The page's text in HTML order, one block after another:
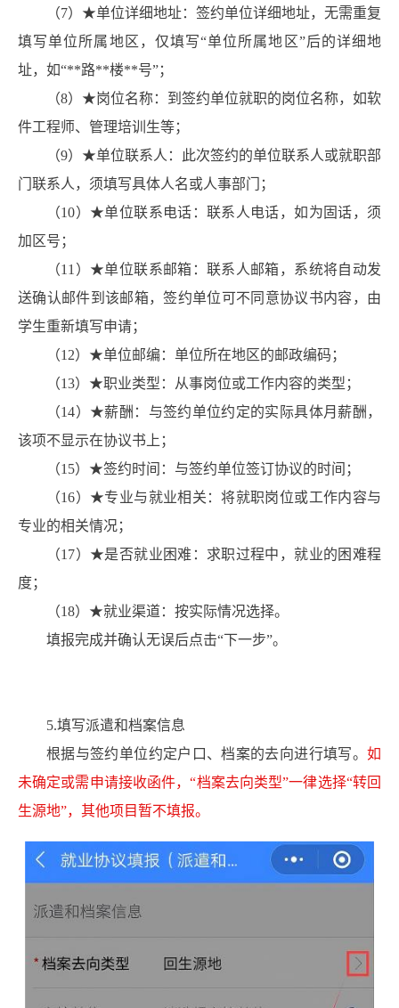
（7）★单位详细地址：签约单位详细地址，无需重复
填写单位所属地区，仅填写“单位所属地区”后的详细地
址，如“**路**楼**号”；
（8）★岗位名称：到签约单位就职的岗位名称，如软
件工程师、管理培训生等；
（9）★单位联系人：此次签约的单位联系人或就职部
门联系人，须填写具体人名或人事部门；
（10）★单位联系电话：联系人电话，如为固话，须
加区号；
（11）★单位联系邮箱：联系人邮箱，系统将自动发
送确认邮件到该邮箱，签约单位可不同意协议书内容，由
学生重新填写申请；
（12）★单位邮编：单位所在地区的邮政编码；
（13）★职业类型：从事岗位或工作内容的类型；
（14）★薪酬：与签约单位约定的实际具体月薪酬，
该项不显示在协议书上；
（15）★签约时间：与签约单位签订协议的时间；
（16）★专业与就业相关：将就职岗位或工作内容与
专业的相关情况；
（17）★是否就业困难：求职过程中，就业的困难程
度；
（18）★就业渠道：按实际情况选择。
填报完成并确认无误后点击“下一步”。
5.填写派遣和档案信息
根据与签约单位约定户口、档案的去向进行填写。 如
未确定或需申请接收函件，“档案去向类型”一律选择“转回
生源地”，其他项目暂不填报。